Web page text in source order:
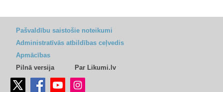
Pašvaldību saistošie noteikumi
Administratīvās atbildības ceļvedis
Apmācības
Pilnā versija
Par Likumi.lv